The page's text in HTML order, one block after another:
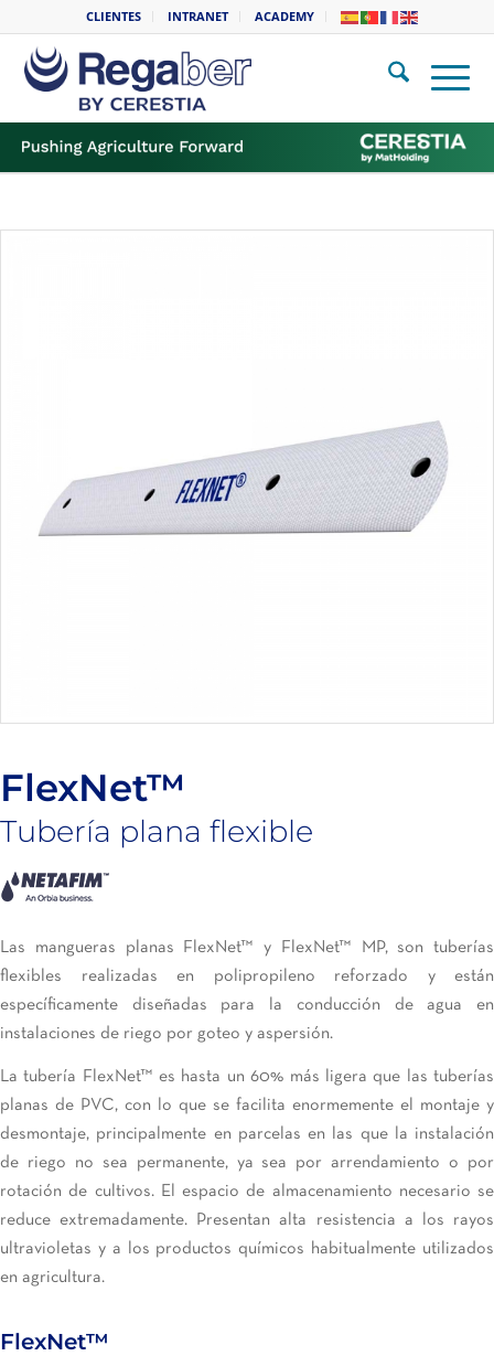
CLIENTES INTRANET ACADEMY
FlexNet™
Tubería plana flexible
Las mangueras planas FlexNet™ y FlexNet™ MP, son tuberías
flexibles realizadas en polipropileno reforzado y están
específicamente diseñadas para la conducción de agua en
instalaciones de riego por goteo y aspersión.
La tubería FlexNet™ es hasta un 60% más ligera que las tuberías
planas de PVC, con lo que se facilita enormemente el montaje y
desmontaje, principalmente en parcelas en las que la instalación
de riego no sea permanente, ya sea por arrendamiento o por
rotación de cultivos. El espacio de almacenamiento necesario se
reduce extremadamente. Presentan alta resistencia a los rayos
ultravioletas y a los productos químicos habitualmente utilizados
en agricultura.
FlexNet™